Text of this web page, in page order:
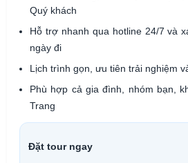
Quý khách
Hỗ trợ nhanh qua hotline 24/7 và
ngày đi
Lịch trình gọn, ưu tiên trải nghiệm
Phù hợp cả gia đình, nhóm bạn,
Trang
Đặt tour ngay